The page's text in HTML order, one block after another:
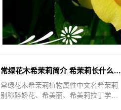
常绿花木希茉莉简介 希茉莉长什么样图
常绿花木希茉莉植物属性中文名希茉莉
别称醉娇花、希美丽、希美莉拉丁学名